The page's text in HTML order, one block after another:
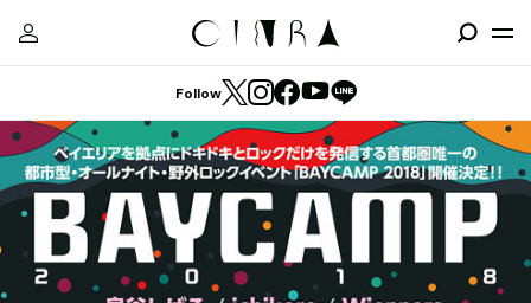
Follow